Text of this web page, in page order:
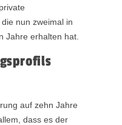
nun zweimal in
Jahre erhalten hat.
auf zehn Jahre
dass es der